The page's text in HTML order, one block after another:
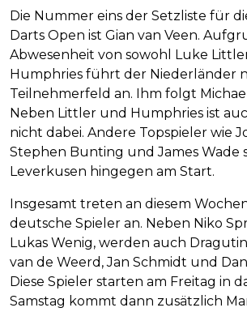
Die Nummer eins der Setzliste für
Darts Open ist Gian van Veen.
Abwesenheit von sowohl Luke
Humphries führt der Niederländer
Teilnehmerfeld an. Ihm folgt
Neben Littler und Humphries ist
nicht dabei. Andere Topspieler wie
Stephen Bunting und James Wade
Leverkusen hingegen am Start.
Insgesamt treten an diesem
deutsche Spieler an. Neben Niko
Lukas Wenig, werden auch
van de Weerd, Jan Schmidt und
Diese Spieler starten am Freitag in
Samstag kommt dann zusätzlich